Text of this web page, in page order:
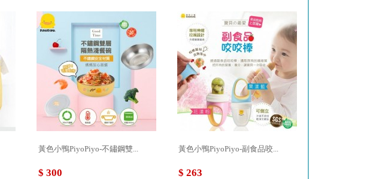
黃色小鴨PiyoPiyo-不鏽鋼雙...
$ 300
黃色小鴨PiyoPiyo-副食品咬...
$ 263